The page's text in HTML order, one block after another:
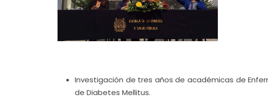
Investigación de tres años de académicas de
de Diabetes Mellitus.